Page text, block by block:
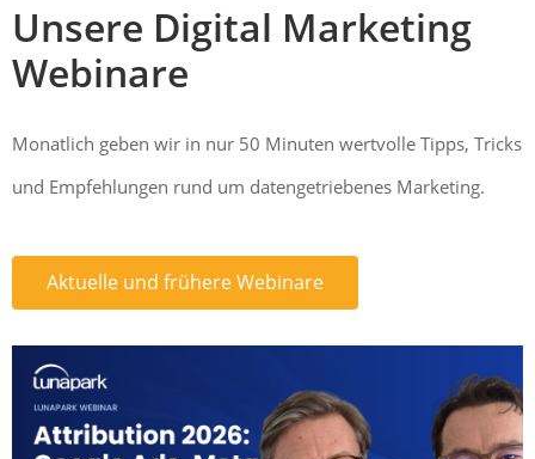
Unsere Digital Marketing
Webinare
Monatlich geben wir in nur 50 Minuten wertvolle Tipps, Tricks
und Empfehlungen rund um datengetriebenes Marketing.
Aktuelle und frühere Webinare